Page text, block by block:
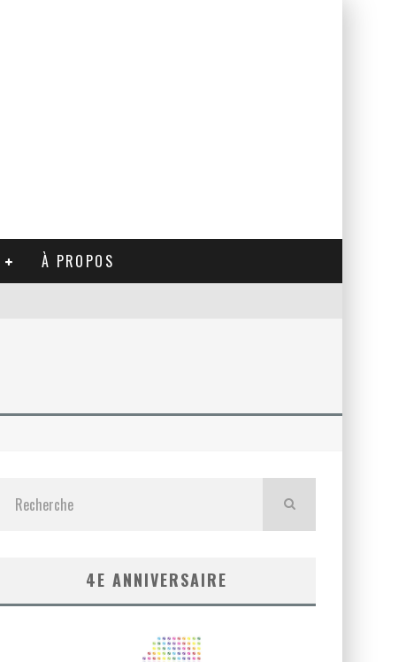
À PROPOS
4E ANNIVERSAIRE